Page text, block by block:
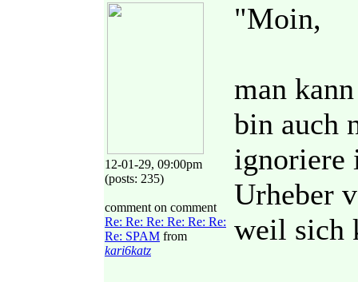
12-01-29, 09:00pm
(posts: 235)
comment on comment
Re: Re: Re: Re: Re: Re:
Re: SPAM from
kari6katz
"Moin,
man
bin auch
ignoriere
Urheber
weil sich